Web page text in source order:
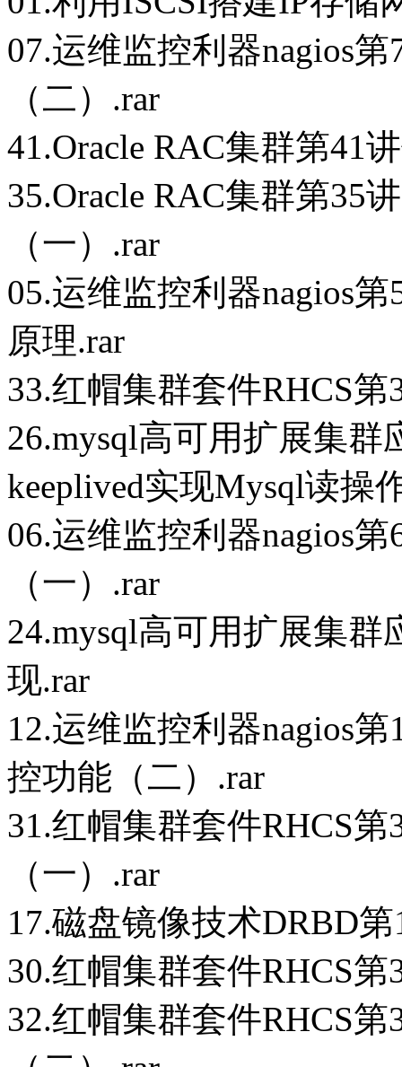
07.运维监控利器nagios
（二）.rar
41.Oracle RAC集群第41
35.Oracle RAC集群第35
（一）.rar
05.运维监控利器nagios
原理.rar
33.红帽集群套件RHCS
26.mysql高可用扩展集群
keeplived实现Mysql读操
06.运维监控利器nagios
（一）.rar
24.mysql高可用扩展集
现.rar
12.运维监控利器nagios
控功能（二）.rar
31.红帽集群套件RHCS
（一）.rar
17.磁盘镜像技术DRBD
30.红帽集群套件RHCS
32.红帽集群套件RHCS